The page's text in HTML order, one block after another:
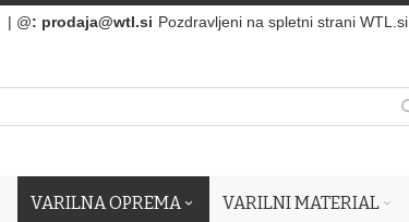
| @: prodaja@wtl.si Pozdravljeni na spletni strani WTL.si
VARILNA OPREMA VARILNI MATERIAL